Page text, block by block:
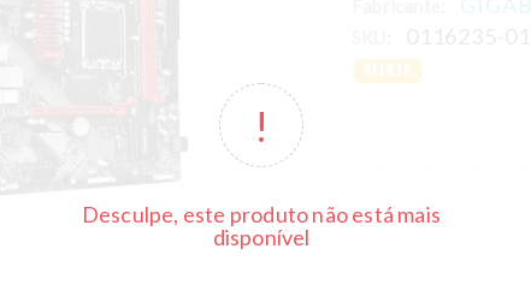
Desculpe, este produto não está mais
disponível
OFERTA